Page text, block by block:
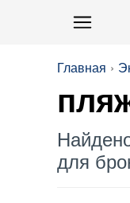
Главная
для